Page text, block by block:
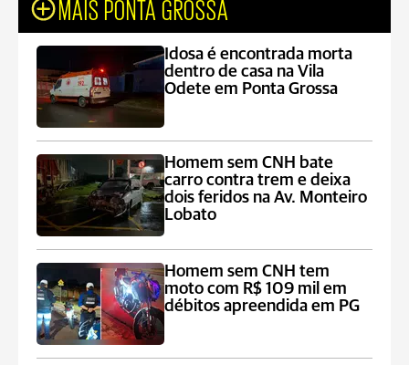
MAIS PONTA GROSSA
Idosa é encontrada morta
dentro de casa na Vila
Odete em Ponta Grossa
Homem sem CNH bate
carro contra trem e deixa
dois feridos na Av. Monteiro
Lobato
Homem sem CNH tem
moto com R$ 109 mil em
débitos apreendida em PG